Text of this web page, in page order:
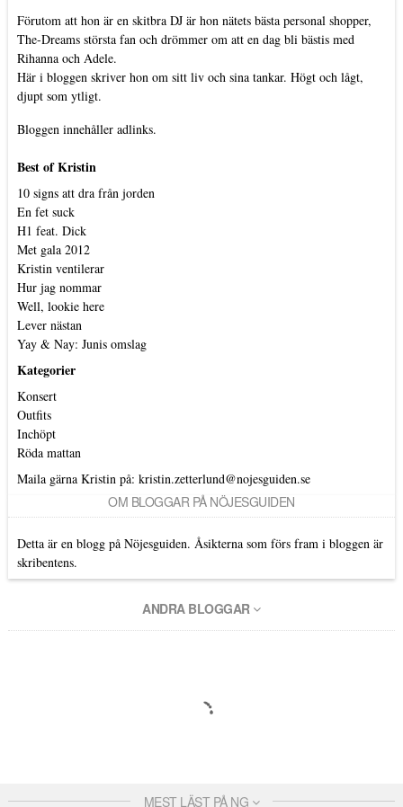
Förutom att hon är en skitbra DJ är hon nätets bästa personal shopper,
The-Dreams största fan och drömmer om att en dag bli bästis med
Rihanna och Adele.
Här i bloggen skriver hon om sitt liv och sina tankar. Högt och lågt,
djupt som ytligt.
Bloggen innehåller adlinks.
Best of Kristin
10 signs att dra från jorden
En fet suck
H1 feat. Dick
Met gala 2012
Kristin ventilerar
Hur jag nommar
Well, lookie here
Lever nästan
Yay & Nay: Junis omslag
Kategorier
Konsert
Outfits
Inchöpt
Röda mattan
Maila gärna Kristin på: kristin.zetterlund@nojesguiden.se
OM BLOGGAR PÅ NÖJESGUIDEN
Detta är en blogg på Nöjesguiden. Åsikterna som förs fram i bloggen är
skribentens.
ANDRA BLOGGAR
MEST LÄST PÅ NG